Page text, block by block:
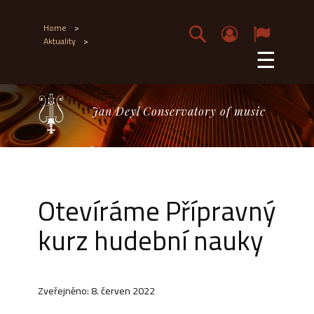
Home >
Aktuality > ☰
Jan Deyl Conservatory of music
Otevíráme Přípravný
kurz hudební nauky
Zveřejněno: 8. červen 2022